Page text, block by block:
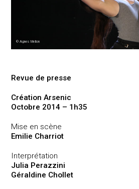
© Agnes Mellon
Revue de presse
Création Arsenic
Octobre 2014 – 1h35
Mise en scène
Emilie Charriot
Interprétation
Julia Perazzini
Géraldine Chollet